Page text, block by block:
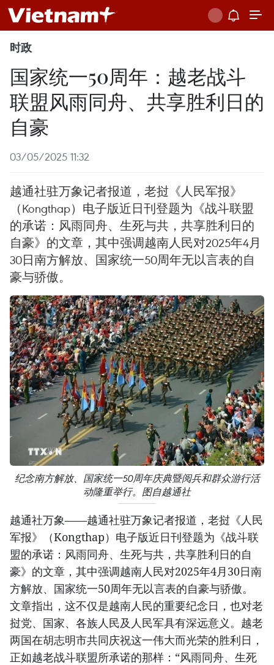
时政
国家统一50周年：越老战斗
联盟风雨同舟、共享胜利日的
自豪
03/05/2025 11:32
越通社驻万象记者报道，老挝《人民军报》
（Kongthap）电子版近日刊登题为《战斗联盟
的承诺：风雨同舟、生死与共，共享胜利日的
自豪》的文章，其中强调越南人民对2025年4月
30日南方解放、国家统一50周年无以言表的自
豪与骄傲。
纪念南方解放、国家统一50周年庆典暨阅兵和群众游行活
动隆重举行。图自越通社
越通社万象——越通社驻万象记者报道，老挝《人民
军报》（Kongthap）电子版近日刊登题为《战斗联
盟的承诺：风雨同舟、生死与共，共享胜利日的自
豪》的文章，其中强调越南人民对2025年4月30日南
方解放、国家统一50周年无以言表的自豪与骄傲。
文章指出，这不仅是越南人民的重要纪念日，也对老
挝党、国家、各族人民及人民军具有深远意义。越老
两国在胡志明市共同庆祝这一伟大而光荣的胜利日，
正如越老战斗联盟所承诺的那样：“风雨同舟、生死